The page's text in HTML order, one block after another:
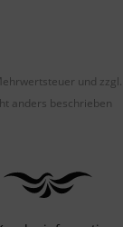
und zzgl.
anders beschrieben